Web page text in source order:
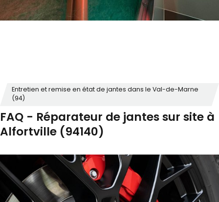
FAQ - Réparateur de jantes sur site à
Alfortville (94140)
Entretien et remise en état de jantes dans le Val-de-Marne
(94)